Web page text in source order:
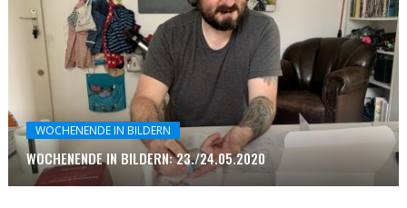
WOCHENENDE IN BILDERN
WOCHENENDE IN BILDERN: 23./24.05.2020